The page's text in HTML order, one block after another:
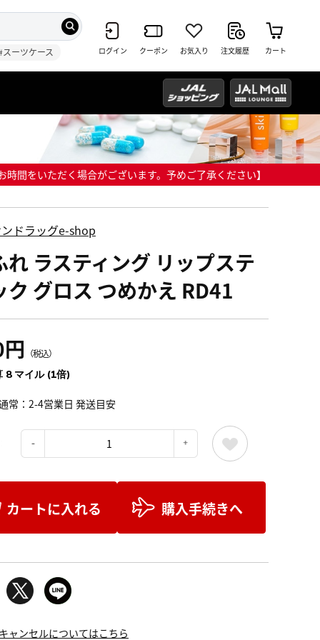
スーツケース ログイン クーポン お気入り 注文履歴 カート
間をいただく場合がございます。予めご了承ください】
ドラッグe-shop
れ ラスティング リップステ
ク グロス つめかえ RD41
（税込）
8 マイル (1倍)
常：2-4営業日 発送目安
カートに入れる 購入手続きへ
ャンセルについてはこちら